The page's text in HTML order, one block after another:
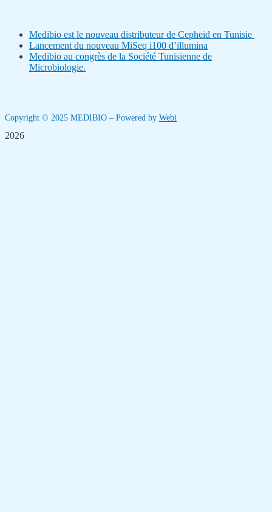
Medibio est le nouveau distributeur de Cepheid en Tunisie
Lancement du nouveau MiSeq i100 d’illumina
Medibio au congrès de la Société Tunisienne de
Microbiologie.
Copyright © 2025 MEDIBIO – Powered by Webi
2026